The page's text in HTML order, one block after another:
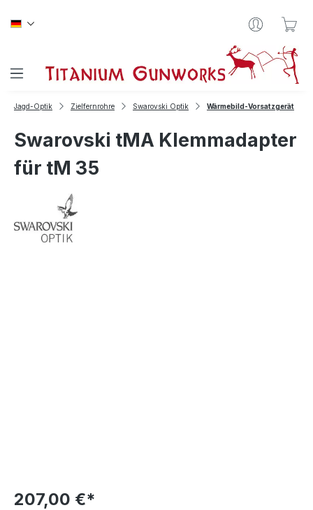
Jagd-Optik Zielfernrohre Swarovski Optik Wärmebild-Vorsatzgerät
Swarovski tMA Klemmadapter
für tM 35
207,00 €*